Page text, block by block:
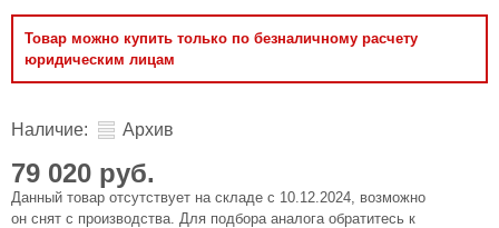
Товар можно купить только по безналичному расчету
юридическим лицам
Наличие: Архив
79 020 руб.
Данный товар отсутствует на складе с 10.12.2024, возможно
он снят с производства. Для подбора аналога обратитесь к